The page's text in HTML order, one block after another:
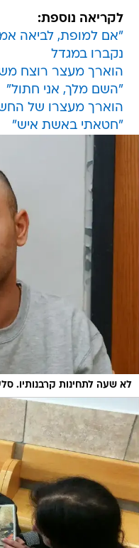
לקריאה נוספת:
"אם למופת, לביאה
נקברו במגדל
הוארך מעצר רוצח
"השם מלך, אני חתול"
הוארך מעצרו של
"חטאתי באשת איש"
לא שעה לתחינות קרבנותיו.